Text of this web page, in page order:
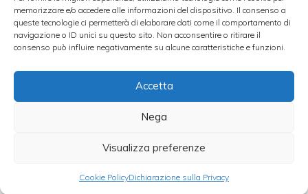
memorizzare e/o accedere alle informazioni del dispositivo. Il consenso a
queste tecnologie ci permetterà di elaborare dati come il comportamento di
navigazione o ID unici su questo sito. Non acconsentire o ritirare il
consenso può influire negativamente su alcune caratteristiche e funzioni.
Accetta
Nega
Visualizza preferenze
Cookie PolicyDichiarazione sulla Privacy
affettata molto sottilmente con una noce
di burro , ma badate bene che non prenda
troppo colore fino a bruciarsi.
Sfumate il tutto con mezzo bicchiere di
e mescolate: aggiungetevia via un